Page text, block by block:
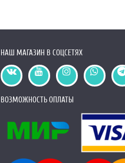
НАШ МАГАЗИН В СОЦСЕТЯХ
ВОЗМОЖНОСТЬ ОПЛАТЫ